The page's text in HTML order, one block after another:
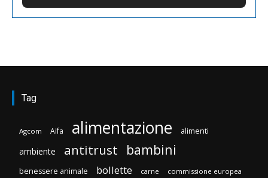
Tag
Agcom Aifa alimentazione alimenti
ambiente antitrust bambini
benessere animale bollette carne commissione europea